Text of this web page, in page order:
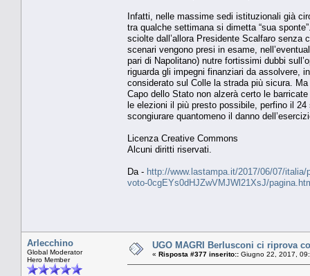
Infatti, nelle massime sedi istituzionali già
tra qualche settimana si dimetta “sua
sciolte dall’allora Presidente Scalfaro
scenari vengono presi in esame,
pari di Napolitano) nutre fortissimi dubbi
riguarda gli impegni finanziari da assolvere,
considerato sul Colle la strada più sicura.
Capo dello Stato non alzerà certo le
le elezioni il più presto possibile, perfino il
scongiurare quantomeno il danno
Licenza Creative Commons
Alcuni diritti riservati.
Da - http://www.lastampa.it/2017/06/07/
voto-0cgEYs0dHJZwVMJWl21XsJ/
Arlecchino
Global Moderator
Hero Member
UGO MAGRI Berlusconi ci riprova
« Risposta #377 inserito:: Giugno 22, 2017,